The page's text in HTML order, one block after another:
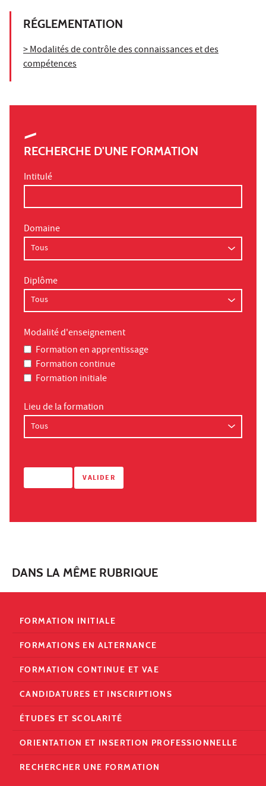
RÉGLEMENTATION
> Modalités de contrôle des connaissances et des
compétences
RECHERCHE D'UNE FORMATION
Intitulé
Domaine
Diplôme
Modalité d'enseignement
Formation en apprentissage
Formation continue
Formation initiale
Lieu de la formation
DANS LA MÊME RUBRIQUE
FORMATION INITIALE
FORMATIONS EN ALTERNANCE
FORMATION CONTINUE ET VAE
CANDIDATURES ET INSCRIPTIONS
ÉTUDES ET SCOLARITÉ
ORIENTATION ET INSERTION PROFESSIONNELLE
RECHERCHER UNE FORMATION